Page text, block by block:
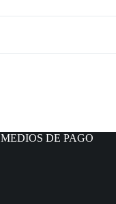
MEDIOS DE PAGO